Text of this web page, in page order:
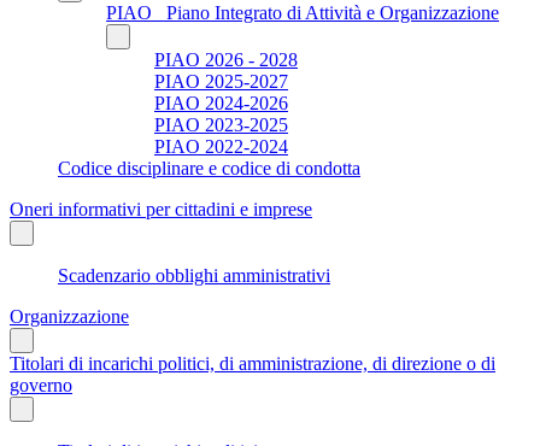
PIAO_ Piano Integrato di Attività e Organizzazione
PIAO 2026 - 2028
PIAO 2025-2027
PIAO 2024-2026
PIAO 2023-2025
PIAO 2022-2024
Codice disciplinare e codice di condotta
Oneri informativi per cittadini e imprese
Scadenzario obblighi amministrativi
Organizzazione
Titolari di incarichi politici, di amministrazione, di direzione o di
governo